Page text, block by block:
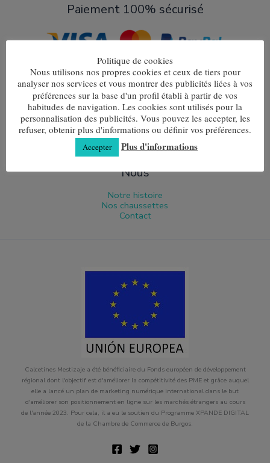
Paiement 100% sécurisé
Information légale
Condiciones de contratación
Expédition & retours
Avis légale
Politique de confidentialité
Politique de cookies
Nous
Notre histoire
Nos chaussettes
Contact
Calcetines Mestizaje a été bénéficiaire du Fonds européen de développement
régional dont l'objectif est d'améliorer la compétitivité des PME et grâce auquel
elle a lancé un plan de marketing numérique international dans le but
d'améliorer son positionnement en ligne sur les marchés étrangers au cours
de l'année 2023. Pour cela, il a eu le soutien du Programme XPANDE DIGITAL
de la Chambre de Commerce de Burgos.
Politique de cookies
Nous utilisons nos propres cookies et ceux de tiers pour
analyser nos services et vous montrer des publicités liées à vos
préférences sur la base d'un profil établi à partir de vos
habitudes de navigation. Les cookies sont utilisés pour la
personnalisation des publicités. Vous pouvez les accepter, les
refuser, obtenir plus d'informations ou définir vos préférences.
Accepter Plus d'informations